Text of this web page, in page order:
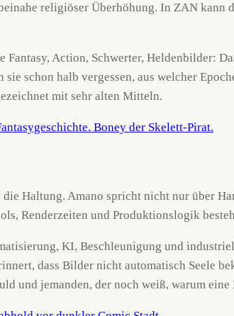
religiöser Überhöhung. In ZAN
Action, Schwerter, Heldenbilder:
schon halb vergessen, aus welcher
mit sehr alten Mitteln.
Haltung. Amano spricht nicht nur über
Renderzeiten und Produktionslogik
KI, Beschleunigung und
dass Bilder nicht automatisch Seele
und jemanden, der noch weiß, warum eine